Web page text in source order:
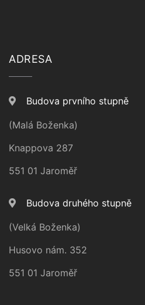
ADRESA
Budova prvního stupně
(Malá Boženka)
Knappova 287
551 01 Jaroměř
Budova druhého stupně
(Velká Boženka)
Husovo nám. 352
551 01 Jaroměř